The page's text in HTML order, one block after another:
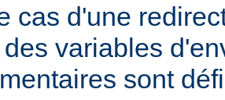
cas d'une
variables
sont